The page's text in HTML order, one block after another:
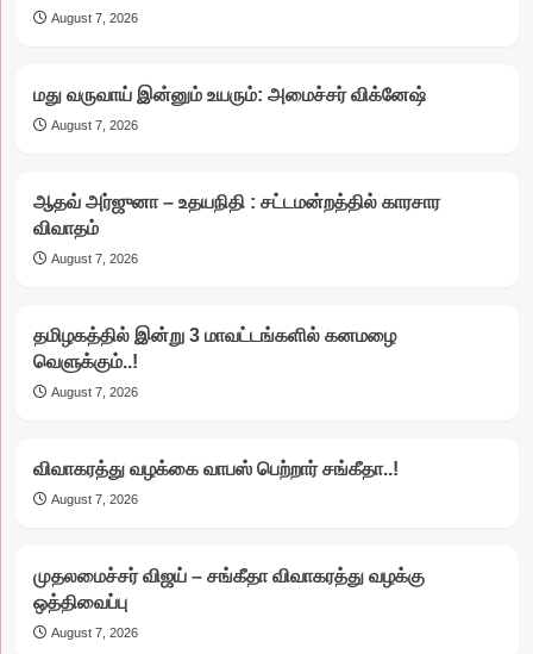
August 7, 2026
மது வருவாய் இன்னும் உயரும்: அமைச்சர் விக்னேஷ்
August 7, 2026
ஆதவ் அர்ஜுனா – உதயநிதி : சட்டமன்றத்தில் காரசார
விவாதம்
August 7, 2026
தமிழகத்தில் இன்று 3 மாவட்டங்களில் கனமழை
வெளுக்கும்..!
August 7, 2026
விவாகரத்து வழக்கை வாபஸ் பெற்றார் சங்கீதா..!
August 7, 2026
முதலமைச்சர் விஜய் – சங்கீதா விவாகரத்து வழக்கு
ஒத்திவைப்பு
August 7, 2026